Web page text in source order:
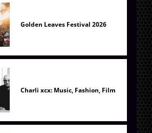
Golden Leaves Festival 2026
Charli xcx: Music, Fashion, Film